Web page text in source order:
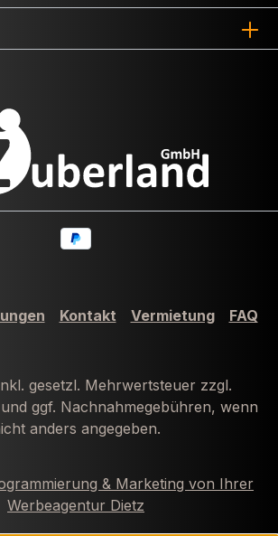
Kontakt Vermietung FAQ
gesetzl. Mehrwertsteuer zzgl.
und ggf. Nachnahmegebühren, wenn
anders angegeben.
& Marketing von Ihrer
Werbeagentur Dietz